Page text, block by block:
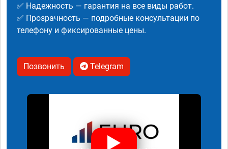
✅ Надежность — гарантия на все виды работ.
✅ Прозрачность — подробные консультации по
телефону и фиксированные цены.
Позвонить Telegram